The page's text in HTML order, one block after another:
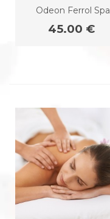
Odeon Ferrol Spa
45.00 €